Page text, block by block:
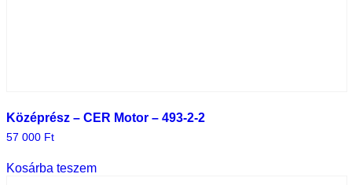
Középrész – CER Motor – 493-2-2
57 000 Ft
Kosárba teszem